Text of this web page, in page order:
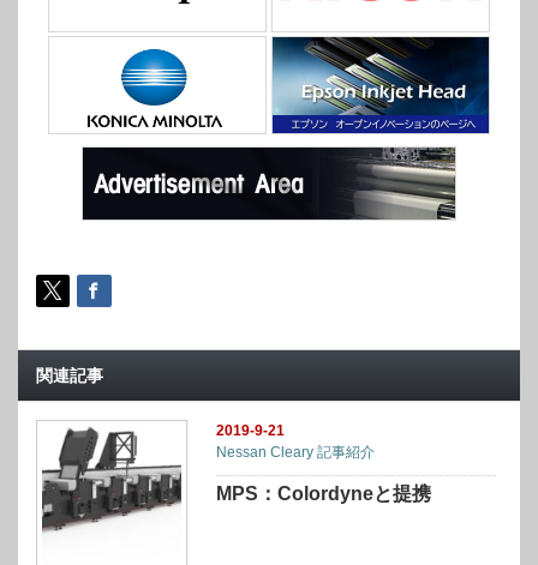
関連記事
2019-9-21
Nessan Cleary 記事紹介
MPS：Colordyneと提携